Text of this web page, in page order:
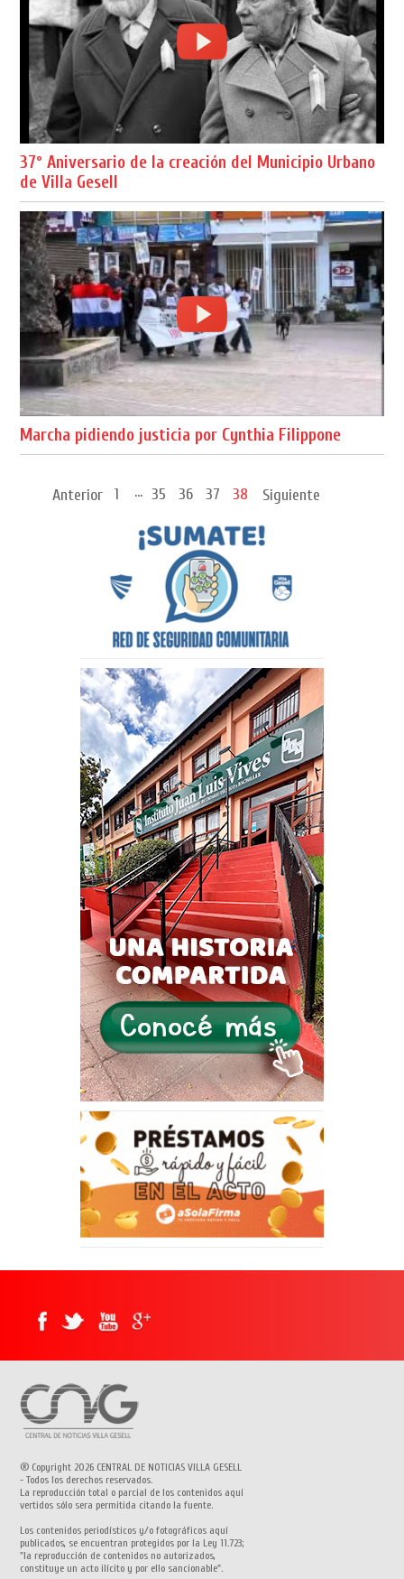
37º Aniversario de la creación del Municipio Urbano
de Villa Gesell
Marcha pidiendo justicia por Cynthia Filippone
Anterior 1 ... 35 36 37 38 Siguiente
® Copyright 2026 CENTRAL DE NOTICIAS VILLA GESELL
- Todos los derechos reservados.
La reproducción total o parcial de los contenidos aquí
vertidos sólo sera permitida citando la fuente.
Los contenidos periodísticos y/o fotográficos aquí
publicados, se encuentran protegidos por la Ley 11.723;
"la reproducción de contenidos no autorizados,
constituye un acto ilícito y por ello sancionable".